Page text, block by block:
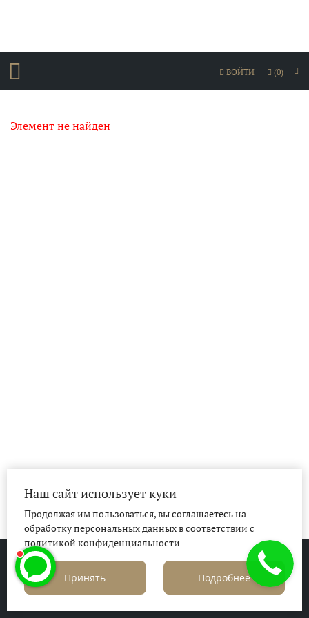
ВОЙТИ (0)
Элемент не найден
© 2026 | Ювелирный клуб La Nordica
Политика конфиденциальности
Политика в отношении файлов cookie
Наш сайт использует куки
Продолжая им пользоваться, вы соглашаетесь на
обработку персональных данных в соответствии с
политикой конфиденциальности
Принять Подробнее